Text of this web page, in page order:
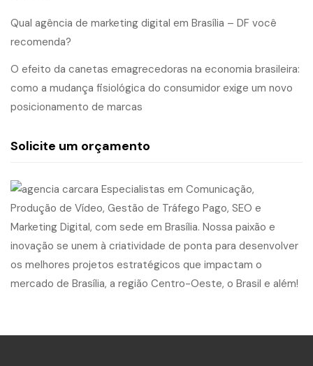
Qual agência de marketing digital em Brasília – DF você
recomenda?
O efeito da canetas emagrecedoras na economia brasileira:
como a mudança fisiológica do consumidor exige um novo
posicionamento de marcas
Solicite um orçamento